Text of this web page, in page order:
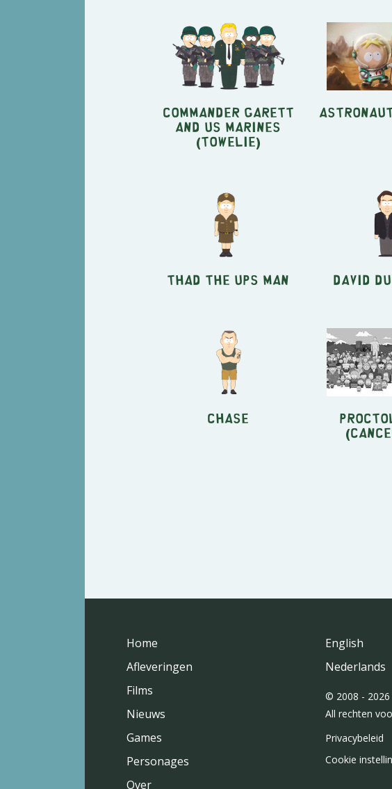
Commander Garett
and US Marines
(Towelie)
Thad the UPS Man David
Chase
Home
Afleveringen
Films
Nieuws
Games
Personages
Over
English
Nederlands
© 2008 - 2026
All rechten
Privacybeleid
Cookie